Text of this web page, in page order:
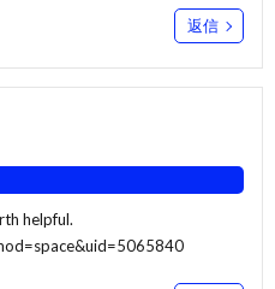
返信
helpful.